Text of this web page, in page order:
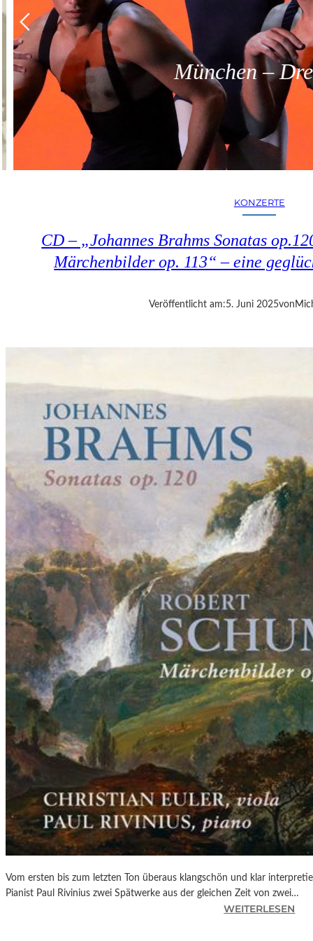
München –
KONZERTE
CD – „Johannes Brahms Sonatas
Märchenbilder op. 113“ – eine
Veröffentlicht am:5. Juni 2025von
Vom ersten bis zum letzten Ton überaus klangschön und klar
Pianist Paul Rivinius zwei Spätwerke aus der gleichen Zeit von zwei…
WEITERLESEN